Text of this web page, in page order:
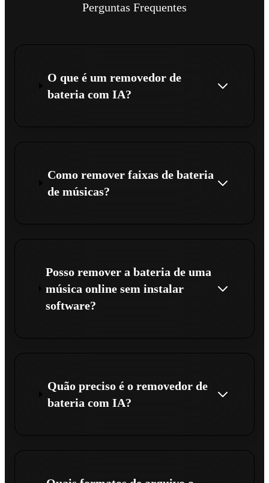
Perguntas Frequentes
O que é um removedor de
bateria com IA?
Como remover faixas de bateria
de músicas?
Posso remover a bateria de uma
música online sem instalar
software?
Quão preciso é o removedor de
bateria com IA?